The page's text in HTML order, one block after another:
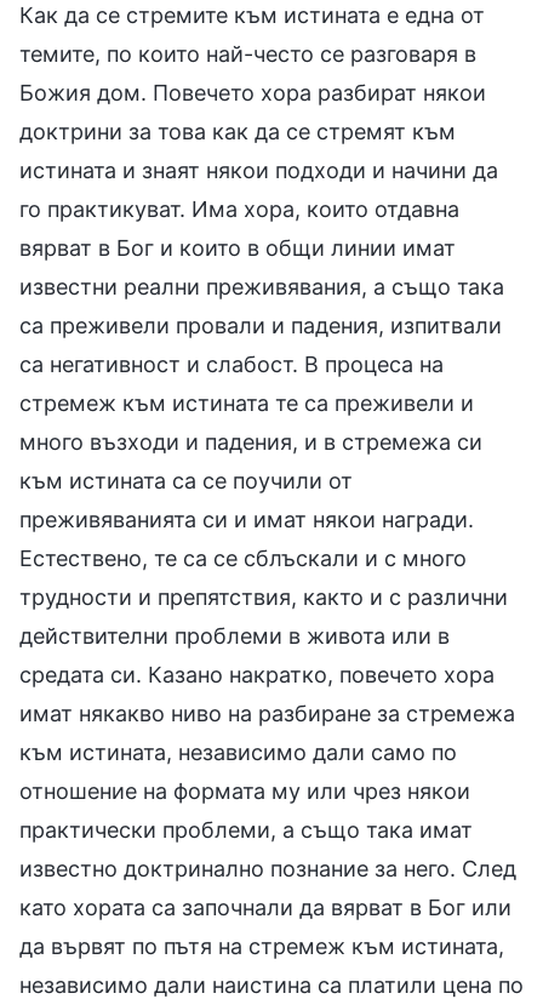
Как да се стремите към истината е една от
темите, по които най-често се разговаря в
Божия дом. Повечето хора разбират някои
доктрини за това как да се стремят към
истината и знаят някои подходи и начини да
го практикуват. Има хора, които отдавна
вярват в Бог и които в общи линии имат
известни реални преживявания, а също така
са преживели провали и падения, изпитвали
са негативност и слабост. В процеса на
стремеж към истината те са преживели и
много възходи и падения, и в стремежа си
към истината са се поучили от
преживяванията си и имат някои награди.
Естествено, те са се сблъскали и с много
трудности и препятствия, както и с различни
действителни проблеми в живота или в
средата си. Казано накратко, повечето хора
имат някакво ниво на разбиране за стремежа
към истината, независимо дали само по
отношение на формата му или чрез някои
практически проблеми, а също така имат
известно доктринално познание за него. След
като хората са започнали да вярват в Бог или
да вървят по пътя на стремеж към истината,
независимо дали наистина са платили цена по